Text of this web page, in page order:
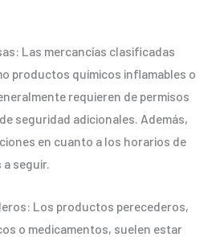
Las mercancías clasificadas
productos químicos inflamables o
requieren de permisos
seguridad adicionales. Además,
en cuanto a los horarios de
seguir.
Los productos perecederos,
o medicamentos, suelen estar